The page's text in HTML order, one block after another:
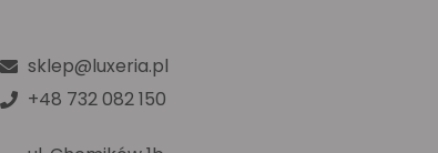
sklep@luxeria.pl
+48 732 082 150